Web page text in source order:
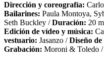
Dirección y coreografía:
Bailarines: Paula Montoya,
Seth Buckley /Duración: 20
Edición de vídeo y música:
vestuario: Jasanzo /Diseño
Grabación: Moroni & Toledo /